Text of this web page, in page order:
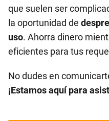
que suelen ser
la oportunidad de
uso. Ahorra dinero
eficientes para tus
No dudes en
¡Estamos aquí para